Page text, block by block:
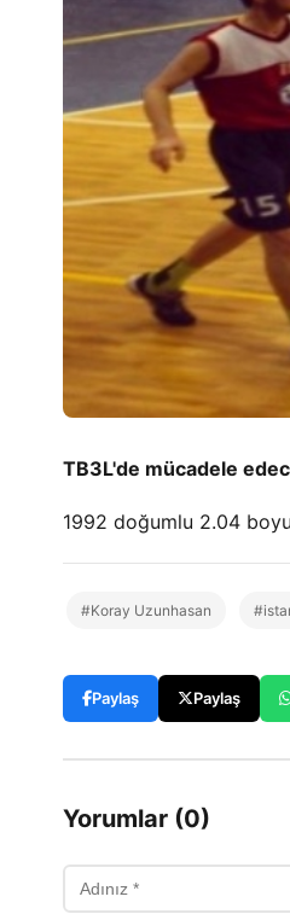
TB3L'de mücadele
1992 doğumlu 2.04
#Koray Uzunhasan
Paylaş Paylaş
Yorumlar (0)